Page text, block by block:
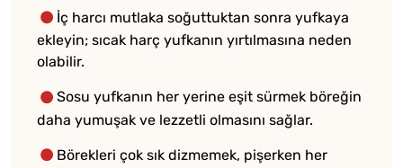
İç harcı mutlaka soğuttuktan sonra yufkaya
ekleyin; sıcak harç yufkanın yırtılmasına neden
olabilir.
Sosu yufkanın her yerine eşit sürmek böreğin
daha yumuşak ve lezzetli olmasını sağlar.
Börekleri çok sık dizmemek, pişerken her